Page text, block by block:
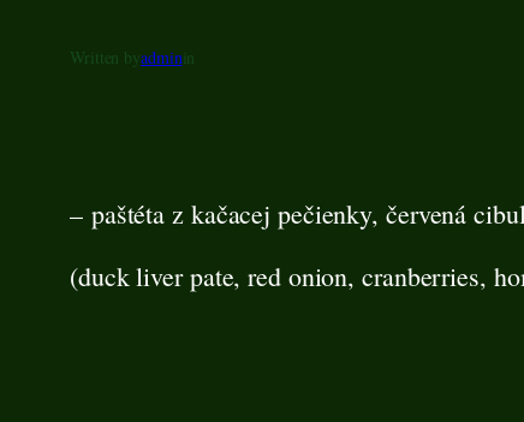
Written byadminin
– paštéta z kačacej pečienky, červená
(duck liver pate, red onion, cranberries,